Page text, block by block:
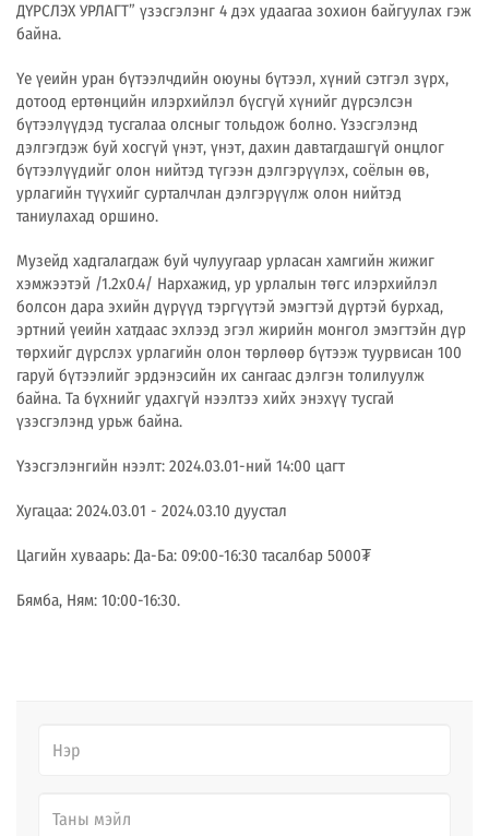
ДҮРСЛЭХ УРЛАГТ” үзэсгэлэнг 4 дэх удаагаа зохион байгуулах гэж
байна.
Үе үеийн уран бүтээлчдийн оюуны бүтээл, хүний сэтгэл зүрх,
дотоод ертөнцийн илэрхийлэл бүсгүй хүнийг дүрсэлсэн
бүтээлүүдэд тусгалаа олсныг тольдож болно. Үзэсгэлэнд
дэлгэгдэж буй хосгүй үнэт, үнэт, дахин давтагдашгүй онцлог
бүтээлүүдийг олон нийтэд түгээн дэлгэрүүлэх, соёлын өв,
урлагийн түүхийг сурталчлан дэлгэрүүлж олон нийтэд
таниулахад оршино.
Музейд хадгалагдаж буй чулуугаар урласан хамгийн жижиг
хэмжээтэй /1.2х0.4/ Нархажид, ур урлалын төгс илэрхийлэл
болсон дара эхийн дүрүүд тэргүүтэй эмэгтэй дүртэй бурхад,
эртний үеийн хатдаас эхлээд эгэл жирийн монгол эмэгтэйн дүр
төрхийг дүрслэх урлагийн олон төрлөөр бүтээж туурвисан 100
гаруй бүтээлийг эрдэнэсийн их сангаас дэлгэн толилуулж
байна. Та бүхнийг удахгүй нээлтээ хийх энэхүү тусгай
үзэсгэлэнд урьж байна.
Үзэсгэлэнгийн нээлт: 2024.03.01-ний 14:00 цагт
Хугацаа: 2024.03.01 - 2024.03.10 дуустал
Цагийн хуваарь: Да-Ба: 09:00-16:30 тасалбар 5000₮
Бямба, Ням: 10:00-16:30.